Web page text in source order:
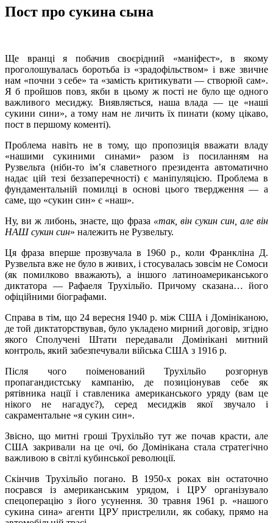
Пост про сукина сына
Ще вранці я побачив своєрідний «маніфест», в якому
проголошувалась боротьба із «зрадофільством» і вже звичне
нам «почни з себе» та «замість критикувати — створюй сам».
Я б пройшов повз, якби в цьому ж пості не було ще одного
важливого месиджу. Виявляється, наша влада — це «наші
сукини сини», а тому нам не личить їх пинати (кому цікаво,
пост в першому коменті).
Проблема навіть не в тому, що пропозиція вважати владу
«нашими сукиними синами» разом із посиланням на
Рузвельта (ніби-то ім’я славетного президента автоматично
надає цій тезі беззаперечності) є маніпуляцією. Проблема в
фундаментальній помилці в основі цього твердження — а
саме, що «сукин син» є «наш».
Ну, ви ж либонь, знаєте, що фраза «так, він сукин син, але він
НАШ сукин син» належить не Рузвельту.
Ця фраза вперше прозвучала в 1960 р., коли Франкліна Д.
Рузвельта вже не було в живих, і стосувалась зовсім не Сомоси
(як помилково вважають), а іншого латиноамериканського
диктатора — Рафаеля Трухільйо. Причому сказана… його
офіційними біографами.
Справа в тім, що 24 вересня 1940 р. між США і Домініканою,
де той диктаторствував, було укладено мирний договір, згідно
якого Сполучені Штати передавали Домінікані митний
контроль, який забезпечували війська США з 1916 р.
Після чого поіменований Трухільйо розгорнув
пропагандистську кампанію, де позиціонував себе як
рятівника нації і ставленика американського уряду (вам це
нікого не нагадує?), серед месиджів якої звучало і
сакраментальне «я сукин син».
Звісно, що митні гроші Трухільйо тут же почав красти, але
США закривали на це очі, бо Домінікана стала стратегічно
важливою в світлі кубинської революції.
Скінчив Трухільйо погано. В 1950-х роках він остаточно
посрався із американським урядом, і ЦРУ організувало
спецоперацію з його усунення. 30 травня 1961 р. «нашого
сукина сина» агенти ЦРУ пристрелили, як собаку, прямо на